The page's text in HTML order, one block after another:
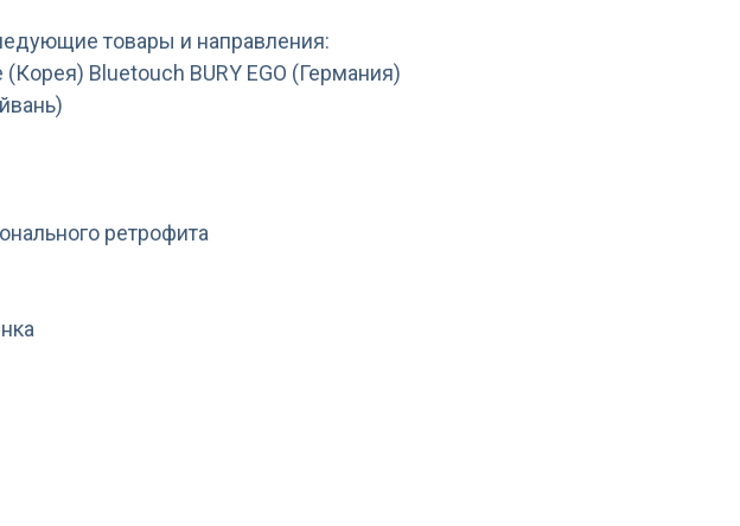
товары и направления:
Bluetouch BURY EGO (Германия)
ретрофита